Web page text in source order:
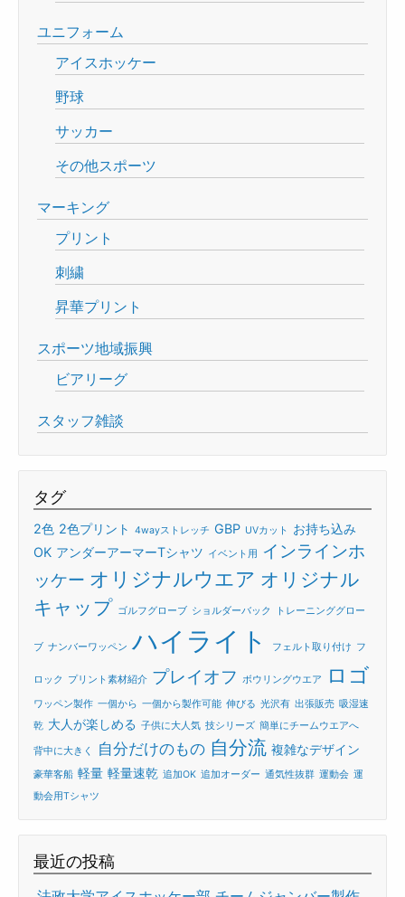
ユニフォーム
アイスホッケー
野球
サッカー
その他スポーツ
マーキング
プリント
刺繍
昇華プリント
スポーツ地域振興
ビアリーグ
スタッフ雑談
タグ
2色 2色プリント 4wayストレッチ GBP UVカット
お持ち込み
OK アンダーアーマーTシャツ イベント用
インラインホ
ッケー オリジナルウエア オリジナル
キャップ ゴルフグローブ ショルダーバック トレーニンググロー
ブ ナンバーワッペン ハイライト フェルト取り付け フ
ロック プリント素材紹介 プレイオフ ボウリングウエア ロゴ
ワッペン製作 一個から 一個から製作可能 伸びる 光沢有 出張販売 吸湿速
乾 大人が楽しめる 子供に大人気 技シリーズ 簡単にチームウエアへ
背中に大きく 自分だけのもの 自分流 複雑なデザイン
豪華客船 軽量 軽量速乾 追加OK 追加オーダー 通気性抜群 運動会 運
動会用Tシャツ
最近の投稿